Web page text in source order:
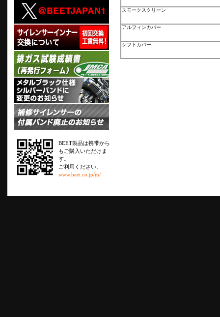
BEET製品は携帯から
もご購入いただけま
す。
ご利用ください。
www.beet.co.jp/m/
スモークスクリーン
アルフィンカバー
シフトカバー